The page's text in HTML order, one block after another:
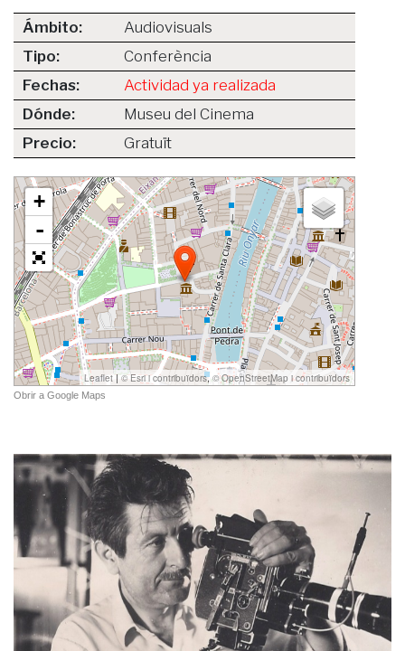
Ámbito:
Audiovisuals
Tipo:
Conferència
Fechas:
Actividad ya realizada
Dónde:
Museu del Cinema
Precio:
Gratuït